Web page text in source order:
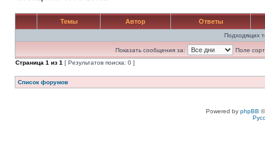
Темы Автор Ответы
Подходящих
Показать сообщения за:
Поле
Страница 1 из 1 [ Результатов поиска: 0 ]
Список форумов
Powered by phpBB